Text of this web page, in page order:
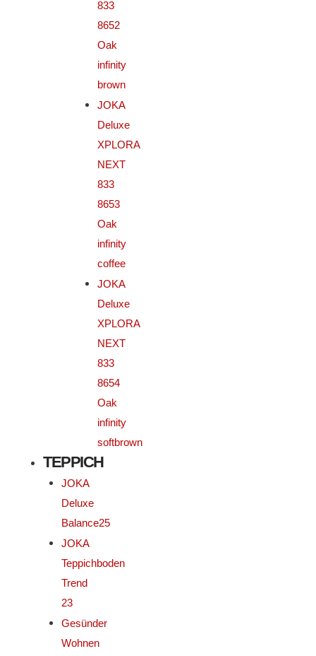
833
8652
Oak
infinity
brown
JOKA
Deluxe
XPLORA
NEXT
833
8653
Oak
infinity
coffee
JOKA
Deluxe
XPLORA
NEXT
833
8654
Oak
infinity
softbrown
TEPPICH
JOKA
Deluxe
Balance25
JOKA
Teppichboden
Trend
23
Gesünder
Wohnen